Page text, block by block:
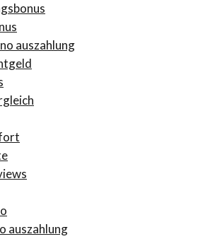
auszahlung
auszahlung